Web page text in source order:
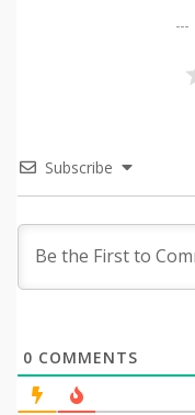
Subscribe
0 COMMENTS